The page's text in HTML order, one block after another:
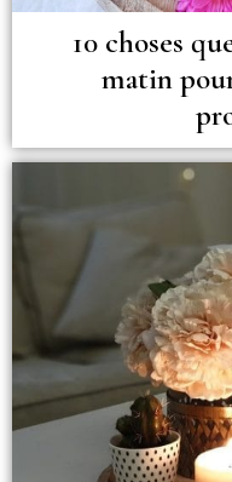
10 choses
matin